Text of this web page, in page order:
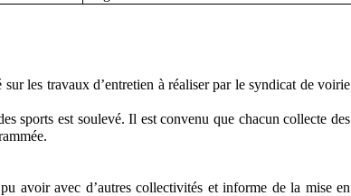
les travaux d’entretien à réaliser par le syndicat de voirie
sports est soulevé. Il est convenu que chacun collecte des
avoir avec d’autres collectivités et informe de la mise en